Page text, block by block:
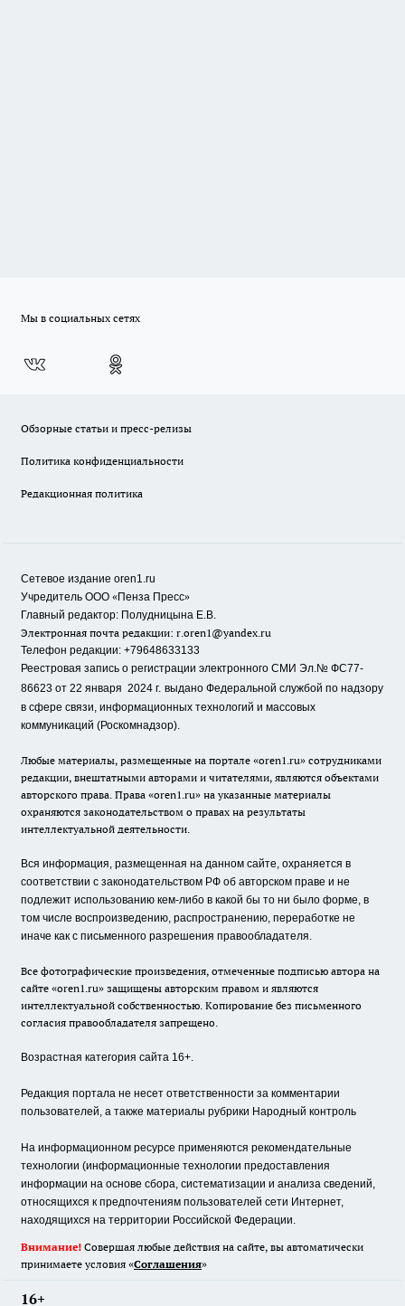
Мы в социальных сетях
Обзорные статьи и пресс-релизы
Политика конфиденциальности
Редакционная политика
Сетевое издание oren1.ru
Учредитель ООО «Пенза Пресс»
Главный редактор: Полудницына Е.В.
Электронная почта редакции: r.oren1@yandex.ru
Телефон редакции: +79648633133
Реестровая запись о регистрации электронного СМИ Эл.№ ФС77-
86623 от 22 января 2024 г. выдано Федеральной службой по надзору
в сфере связи, информационных технологий и массовых
коммуникаций (Роскомнадзор).
Любые материалы, размещенные на портале «oren1.ru» сотрудниками
редакции, внештатными авторами и читателями, являются объектами
авторского права. Права «oren1.ru» на указанные материалы
охраняются законодательством о правах на результаты
интеллектуальной деятельности.
Вся информация, размещенная на данном сайте, охраняется в
соответствии с законодательством РФ об авторском праве и не
подлежит использованию кем-либо в какой бы то ни было форме, в
том числе воспроизведению, распространению, переработке не
иначе как с письменного разрешения правообладателя.
Все фотографические произведения, отмеченные подписью автора на
сайте «oren1.ru» защищены авторским правом и являются
интеллектуальной собственностью. Копирование без письменного
согласия правообладателя запрещено.
Возрастная категория сайта 16+.
Редакция портала не несет ответственности за комментарии
пользователей, а также материалы рубрики Народный контроль
На информационном ресурсе применяются рекомендательные
технологии (информационные технологии предоставления
информации на основе сбора, систематизации и анализа сведений,
относящихся к предпочтениям пользователей сети Интернет,
находящихся на территории Российской Федерации.
Внимание! Совершая любые действия на сайте, вы автоматически
принимаете условия «Cоглашения»
16+